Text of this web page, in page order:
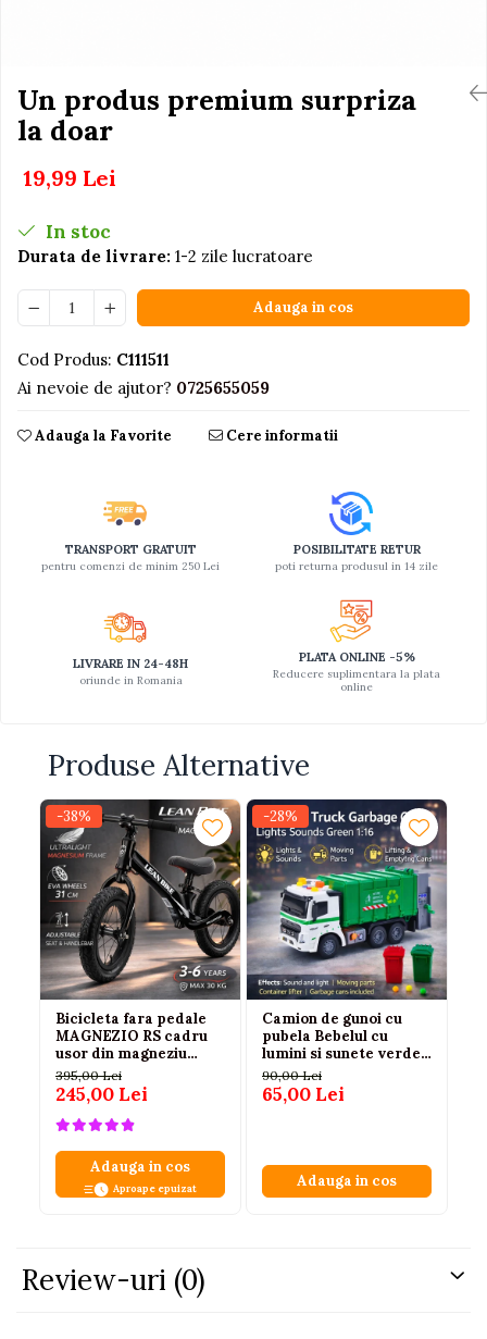
Caluti balansoar
Interactive, educative si
Figurine
Blocuri de constructie
Creative
De plus
Electrocasnice si bucatarii
Jucarii educative din lemn
Motociclete
Proiectoare
Set Avioane si submarine
Seturi de rufe
Trenulete
Trenuri cu sine
Vehicule de constructii
Perioada Sarcinii
Pompe de san
Sisteme De Purtare
Un produs premium surpriza
la doar
19,99 Lei
In stoc
Durata de livrare: 1-2 zile lucratoare
Adauga in cos
Cod Produs: C111511
Ai nevoie de ajutor? 0725655059
Adauga la Favorite Cere informatii
TRANSPORT GRATUIT
pentru comenzi de minim 250 Lei
POSIBILITATE RETUR
poti returna produsul in 14 zile
LIVRARE IN 24-48H
oriunde in Romania
PLATA ONLINE -5%
Reducere suplimentara la plata
online
Produse Alternative
-38%
Bicicleta fara pedale
MAGNEZIO RS cadru
usor din magneziu
negru 3-6 ani
395,00 Lei
245,00 Lei
Adauga in cos
Aproape epuizat
-28%
Camion de gunoi cu
pubela Bebelul cu
lumini si sunete verde
1:16 copii 3 ani+
90,00 Lei
65,00 Lei
Adauga in cos
Review-uri (0)